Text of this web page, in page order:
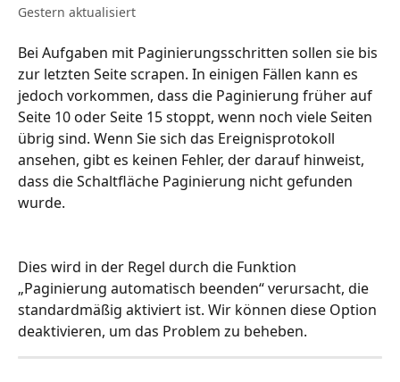
Gestern aktualisiert
Bei Aufgaben mit Paginierungsschritten sollen sie bis
zur letzten Seite scrapen. In einigen Fällen kann es
jedoch vorkommen, dass die Paginierung früher auf
Seite 10 oder Seite 15 stoppt, wenn noch viele Seiten
übrig sind. Wenn Sie sich das Ereignisprotokoll
ansehen, gibt es keinen Fehler, der darauf hinweist,
dass die Schaltfläche Paginierung nicht gefunden
wurde.
Dies wird in der Regel durch die Funktion
„Paginierung automatisch beenden“ verursacht, die
standardmäßig aktiviert ist. Wir können diese Option
deaktivieren, um das Problem zu beheben.